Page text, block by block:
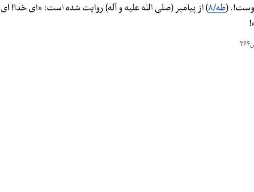
اوست!. (طه/۸ ) از پیامبر (صلی الله علیه و آله) روایت شده است: «ای خدا! ای